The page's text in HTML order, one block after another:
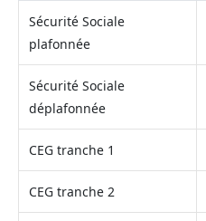
Sécurité Sociale
plafonnée
Sécurité Sociale
déplafonnée
CEG tranche 1
CEG tranche 2